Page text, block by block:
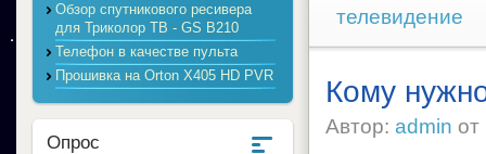
телевидение
Кому
Автор: admin от
Обзор спутникового ресивера
для Триколор ТВ - GS B210
Телефон в качестве пульта
Прошивка на Orton X405 HD PVR
Опрос